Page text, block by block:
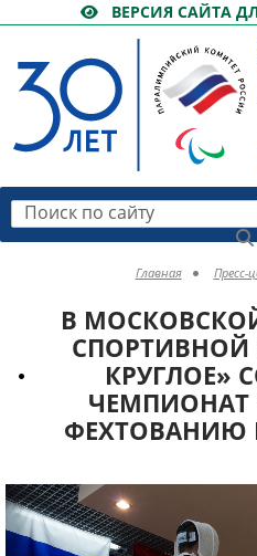
ВЕРСИЯ САЙТА
Поиск по сайту
Главная Пресс-
В
СПОРТИВНОЙ
КРУГЛОЕ»
ЧЕМПИОНАТ
ФЕХТОВАНИЮ